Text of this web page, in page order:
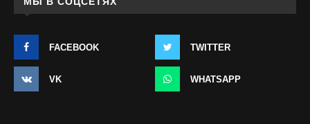
FACEBOOK TWITTER
VK WHATSAPP